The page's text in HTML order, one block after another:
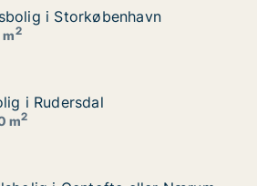
i Storkøbenhavn
i Storkøbenhavn
m2
i Rudersdal
i Rudersdal
m2